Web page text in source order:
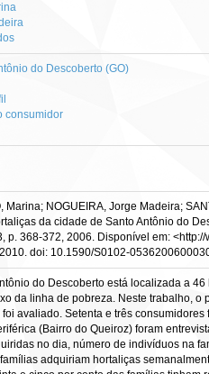
do Descoberto (GO)
consumidor
Marina; NOGUEIRA, Jorge Madeira;
da cidade de Santo Antônio do
p. 368-372, 2006. Disponível em:
doi: 10.1590/S0102-
do Descoberto está localizada a
da linha de pobreza. Neste trabalho, o
avaliado. Setenta e três
(Bairro do Queiroz) foram
no dia, número de indivíduos na
adquiriam hortaliças